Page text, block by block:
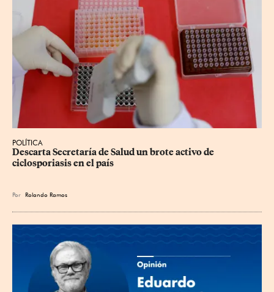
POLÍTICA
Descarta Secretaría de Salud un brote activo de
ciclosporiasis en el país
Por Rolando Ramos